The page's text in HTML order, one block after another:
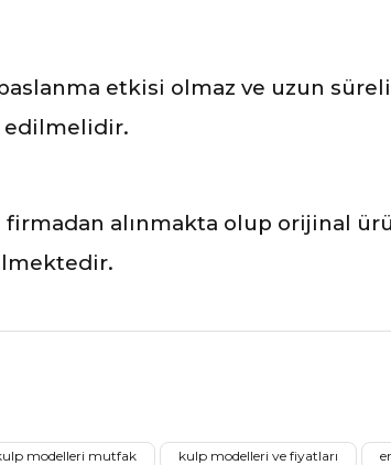
etkisi olmaz ve uzun
edilmelidir.
alınmakta olup orijinal
modelleri mutfak kulp modelleri ve fiyatları